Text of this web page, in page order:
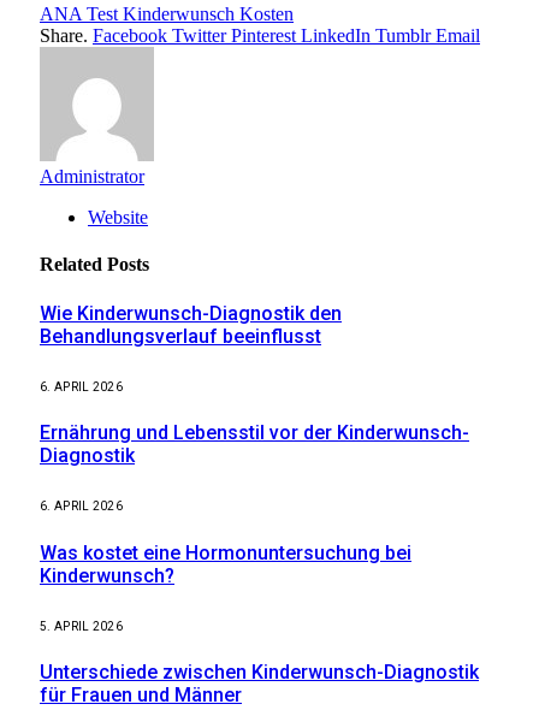
ANA Test Kinderwunsch Kosten
Share. Facebook Twitter Pinterest LinkedIn Tumblr Email
Administrator
Website
Related Posts
Wie Kinderwunsch-Diagnostik den
Behandlungsverlauf beeinflusst
6. APRIL 2026
Ernährung und Lebensstil vor der Kinderwunsch-
Diagnostik
6. APRIL 2026
Was kostet eine Hormonuntersuchung bei
Kinderwunsch?
5. APRIL 2026
Unterschiede zwischen Kinderwunsch-Diagnostik
für Frauen und Männer